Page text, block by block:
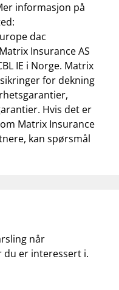
informasjon på
dac
Insurance AS
IE i Norge. Matrix
for dekning
Hvis det er
Matrix Insurance
kan spørsmål
når
du er interessert i.